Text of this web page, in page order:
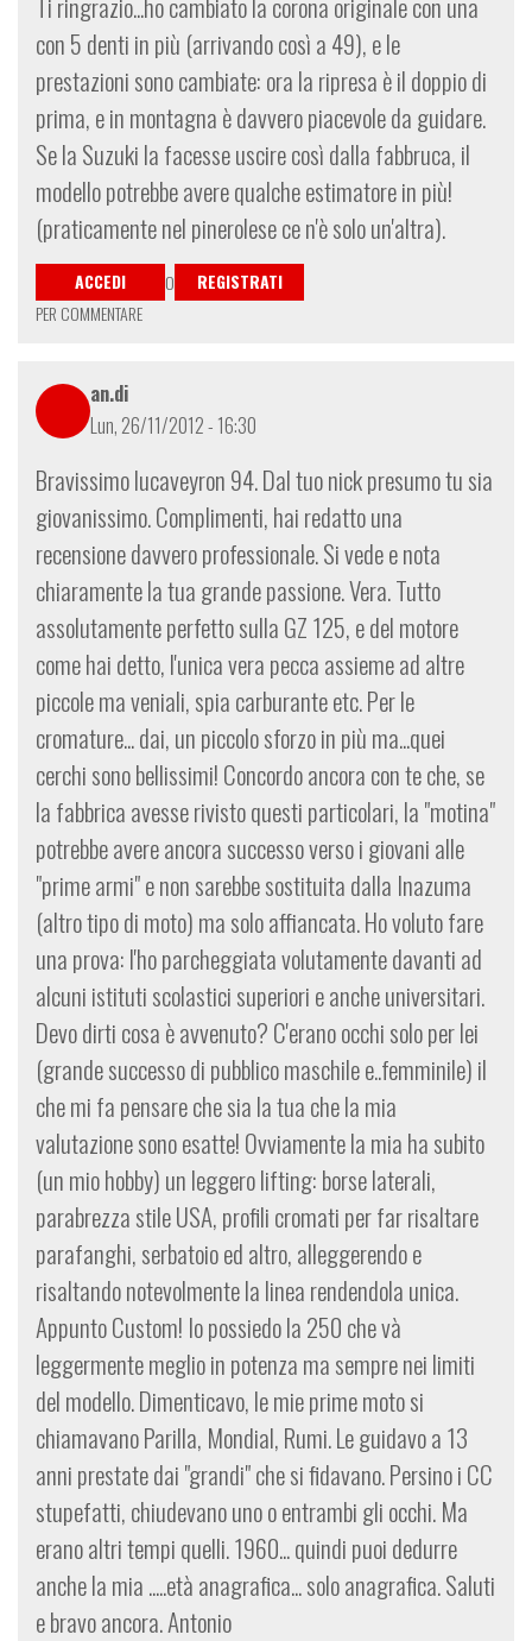
con 5 denti in più (arrivando così a 49), e le
prestazioni sono cambiate: ora la ripresa è il doppio di
prima, e in montagna è davvero piacevole da guidare.
Se la Suzuki la facesse uscire così dalla fabbruca, il
modello potrebbe avere qualche estimatore in più!
(praticamente nel pinerolese ce n'è solo un'altra).
ACCEDI O
REGISTRATI
PER COMMENTARE
an.di
Lun, 26/11/2012 - 16:30
Bravissimo lucaveyron 94. Dal tuo nick presumo tu sia
giovanissimo. Complimenti, hai redatto una
recensione davvero professionale. Si vede e nota
chiaramente la tua grande passione. Vera. Tutto
assolutamente perfetto sulla GZ 125, e del motore
come hai detto, l'unica vera pecca assieme ad altre
piccole ma veniali, spia carburante etc. Per le
cromature... dai, un piccolo sforzo in più ma...quei
cerchi sono bellissimi! Concordo ancora con te che, se
la fabbrica avesse rivisto questi particolari, la "motina"
potrebbe avere ancora successo verso i giovani alle
"prime armi" e non sarebbe sostituita dalla Inazuma
(altro tipo di moto) ma solo affiancata. Ho voluto fare
una prova: l'ho parcheggiata volutamente davanti ad
alcuni istituti scolastici superiori e anche universitari.
Devo dirti cosa è avvenuto? C'erano occhi solo per lei
(grande successo di pubblico maschile e..femminile) il
che mi fa pensare che sia la tua che la mia
valutazione sono esatte! Ovviamente la mia ha subito
(un mio hobby) un leggero lifting: borse laterali,
parabrezza stile USA, profili cromati per far risaltare
parafanghi, serbatoio ed altro, alleggerendo e
risaltando notevolmente la linea rendendola unica.
Appunto Custom! Io possiedo la 250 che và
leggermente meglio in potenza ma sempre nei limiti
del modello. Dimenticavo, le mie prime moto si
chiamavano Parilla, Mondial, Rumi. Le guidavo a 13
anni prestate dai "grandi" che si fidavano. Persino i CC
stupefatti, chiudevano uno o entrambi gli occhi. Ma
erano altri tempi quelli. 1960... quindi puoi dedurre
anche la mia .....età anagrafica... solo anagrafica. Saluti
e bravo ancora. Antonio